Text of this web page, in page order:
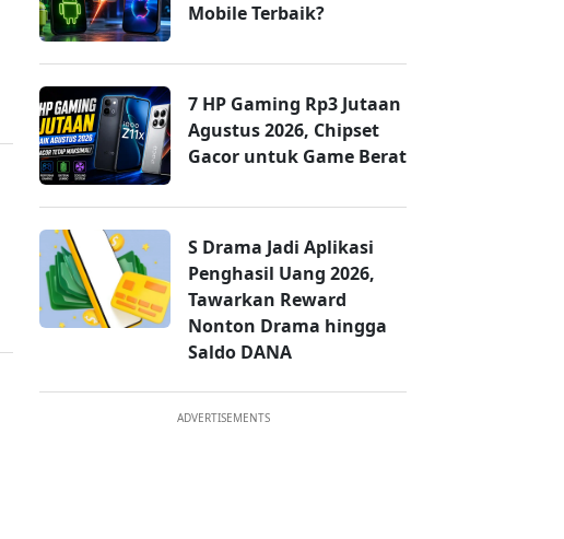
Mobile Terbaik?
7 HP Gaming Rp3 Jutaan
Agustus 2026, Chipset
Gacor untuk Game Berat
S Drama Jadi Aplikasi
Penghasil Uang 2026,
Tawarkan Reward
Nonton Drama hingga
Saldo DANA
ADVERTISEMENTS